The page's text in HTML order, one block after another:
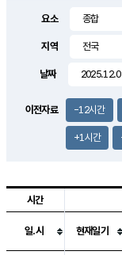
요소
지역
날짜
이전자료 -12시간
+1시간
시간
일.시 현재일기